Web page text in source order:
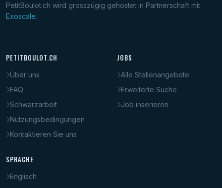
PetitBoulot.ch wird grosszügig gehostet in Partnerschaft mit
Exoscale.
PETITBOULOT.CH
Über uns
FAQ
Schwarzarbeit
Nutzungsbedingungen
Kontaktieren Sie uns
JOBS
Alle Stellenangebote
Erweiterte Suche
Job inserieren
SPRACHE
Englisch